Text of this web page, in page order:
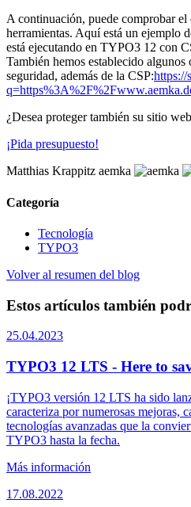
A continuación, puede comprobar
herramientas. Aquí está un ejemplo
está ejecutando en TYPO3 12 con
También hemos establecido algunos
seguridad, además de la CSP:https://
¿Desea proteger también su sitio
¡Pida presupuesto!
Matthias Krappitz aemka
Categoría
Tecnología
TYPO3
Volver al resumen del blog
Estos artículos también
25.04.2023
TYPO3 12 LTS - Here to
¡TYPO3 versión 12 LTS ha sido
caracteriza por numerosas mejoras,
tecnologías avanzadas que la
TYPO3 hasta la fecha.
Más información
17.08.2022